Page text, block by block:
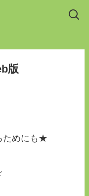
版
ためにも★